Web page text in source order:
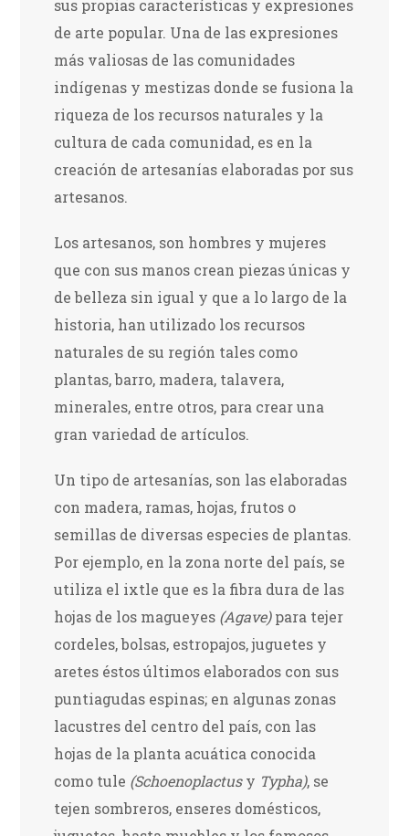
sus propias características y expresiones
de arte popular. Una de las expresiones
más valiosas de las comunidades
indígenas y mestizas donde se fusiona la
riqueza de los recursos naturales y la
cultura de cada comunidad, es en la
creación de artesanías elaboradas por sus
artesanos.
Los artesanos, son hombres y mujeres
que con sus manos crean piezas únicas y
de belleza sin igual y que a lo largo de la
historia, han utilizado los recursos
naturales de su región tales como
plantas, barro, madera, talavera,
minerales, entre otros, para crear una
gran variedad de artículos.
Un tipo de artesanías, son las elaboradas
con madera, ramas, hojas, frutos o
semillas de diversas especies de plantas.
Por ejemplo, en la zona norte del país, se
utiliza el ixtle que es la fibra dura de las
hojas de los magueyes (Agave)para tejer
cordeles, bolsas, estropajos, juguetes y
aretes éstos últimos elaborados con sus
puntiagudas espinas; en algunas zonas
lacustres del centro del país, con las
hojas de la planta acuática conocida
como tule (Schoenoplactusy Typha), se
tejen sombreros, enseres domésticos,